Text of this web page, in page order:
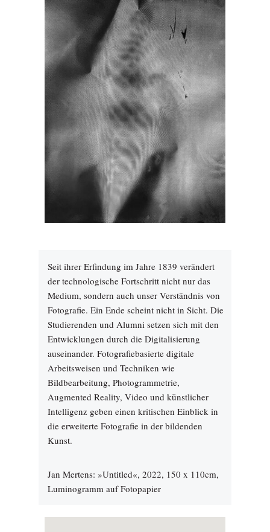
Seit ihrer Erfindung im Jahre 1839 verändert
der technologische Fortschritt nicht nur das
Medium, sondern auch unser Verständnis von
Fotografie. Ein Ende scheint nicht in Sicht. Die
Studierenden und Alumni setzen sich mit den
Entwicklungen durch die Digitalisierung
auseinander. Fotografiebasierte digitale
Arbeitsweisen und Techniken wie
Bildbearbeitung, Photogrammetrie,
Augmented Reality, Video und künstlicher
Intelligenz geben einen kritischen Einblick in
die erweiterte Fotografie in der bildenden
Kunst.
Jan Mertens: »Untitled«, 2022, 150 x 110cm,
Luminogramm auf Fotopapier